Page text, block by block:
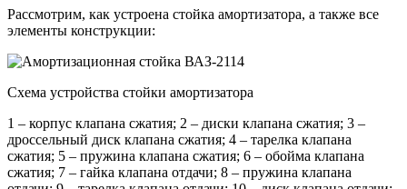
Рассмотрим, как устроена стойка амортизатора, а также все
элементы конструкции:
Схема устройства стойки амортизатора
1 – корпус клапана сжатия; 2 – диски клапана сжатия; 3 –
дроссельный диск клапана сжатия; 4 – тарелка клапана
сжатия; 5 – пружина клапана сжатия; 6 – обойма клапана
сжатия; 7 – гайка клапана отдачи; 8 – пружина клапана